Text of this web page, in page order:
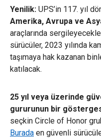
Yenilik: UPS’in 117. yıl
Amerika, Avrupa ve
araçlarında
sürücüler, 2023 yılında
taşımaya hak kazanan
katılacak.
25 yıl veya üzerinde
gururunun bir
seçkin Circle of Honor
Burada en güvenli